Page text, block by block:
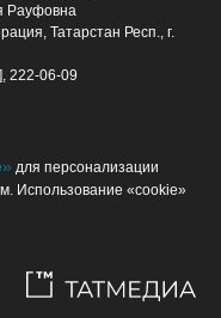
Рауфовна
Татарстан Респ., г.
222-06-09
для персонализации
Использование «cookie»